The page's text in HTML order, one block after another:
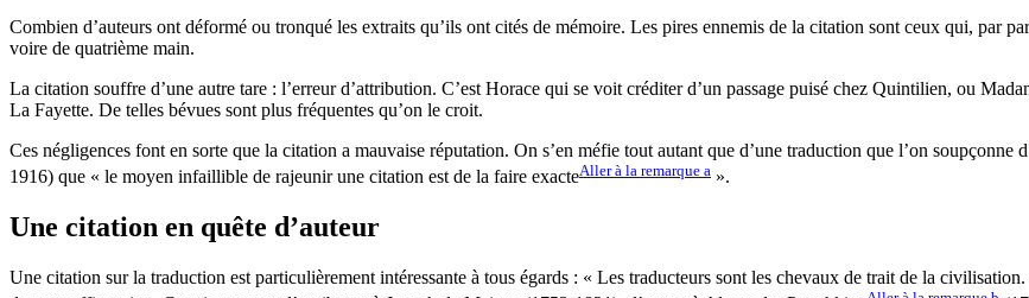
Combien d’auteurs ont déformé ou tronqué les extraits qu’ils ont cités de mémoire. Les pires ennemis de la citation sont ceux qui, par
voire de quatrième main.
La citation souffre d’une autre tare : l’erreur d’attribution. C’est Horace qui se voit créditer d’un passage puisé chez Quintilien, ou
La Fayette. De telles bévues sont plus fréquentes qu’on le croit.
Ces négligences font en sorte que la citation a mauvaise réputation. On s’en méfie tout autant que d’une traduction que l’on
1916) que « le moyen infaillible de rajeunir une citation est de la faire exacteAller à la remarque a ».
Une citation en quête d’auteur
Une citation sur la traduction est particulièrement intéressante à tous égards : « Les traducteurs sont les chevaux de trait de la